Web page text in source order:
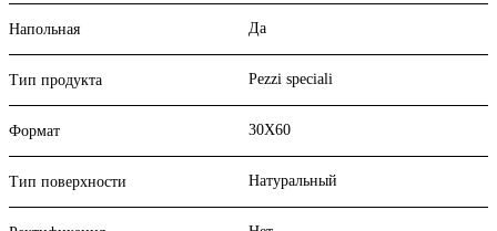
Напольная Да
Тип продукта Pezzi speciali
Формат 30X60
Тип поверхности Натуральный